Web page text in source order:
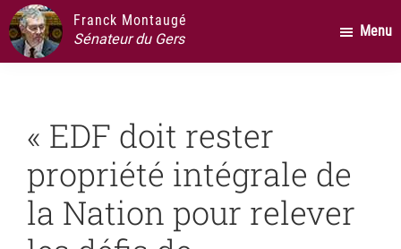
Passer
au
contenu
Passer
la
principale
Passer
au
pied
Franck Montaugé
Sénateur du Gers
Menu
« EDF doit rester
propriété intégrale de
la Nation pour relever